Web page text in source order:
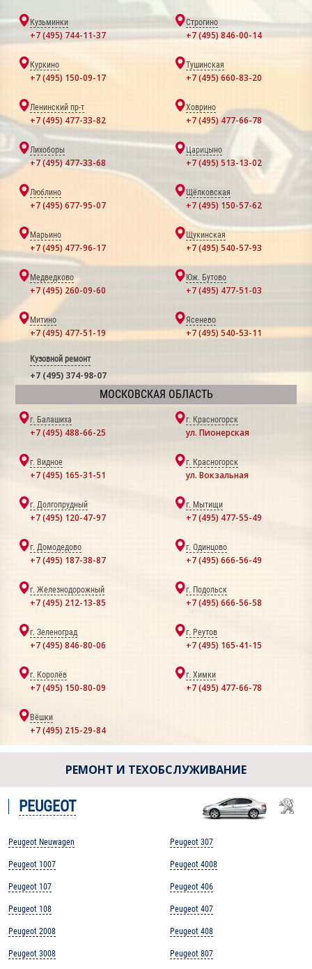
Кузьминки
+7 (495) 744-11-37
Строгино
+7 (495) 846-00-14
Куркино
+7 (495) 150-09-17
Тушинская
+7 (495) 660-83-20
Ленинский пр-т
+7 (495) 477-33-82
Ховрино
+7 (495) 477-66-78
Лихоборы
+7 (495) 477-33-68
Царицыно
+7 (495) 513-13-02
Люблино
+7 (495) 677-95-07
Щёлковская
+7 (495) 150-57-62
Марьино
+7 (495) 477-96-17
Щукинская
+7 (495) 540-57-93
Медведково
+7 (495) 260-09-60
Юж. Бутово
+7 (495) 477-51-03
Митино
+7 (495) 477-51-19
Ясенево
+7 (495) 540-53-11
Кузовной ремонт
+7 (495) 374-98-07
МОСКОВСКАЯ ОБЛАСТЬ
г. Балашиха
+7 (495) 488-66-25
г. Красногорск
ул. Пионерская
г. Видное
+7 (495) 165-31-51
г. Красногорск
ул. Вокзальная
г. Долгопрудный
+7 (495) 120-47-97
г. Мытищи
+7 (495) 477-55-49
г. Домодедово
+7 (495) 187-38-87
г. Одинцово
+7 (495) 666-56-49
г. Железнодорожный
+7 (495) 212-13-85
г. Подольск
+7 (495) 666-56-58
г. Зеленоград
+7 (495) 846-80-06
г. Реутов
+7 (495) 165-41-15
г. Королёв
+7 (495) 150-80-09
г. Химки
+7 (495) 477-66-78
Вёшки
+7 (495) 215-29-84
РЕМОНТ И ТЕХОБСЛУЖИВАНИЕ
PEUGEOT
Peugeot Neuwagen
Peugeot 1007
Peugeot 107
Peugeot 108
Peugeot 2008
Peugeot 3008
Peugeot 307
Peugeot 4008
Peugeot 406
Peugeot 407
Peugeot 408
Peugeot 807